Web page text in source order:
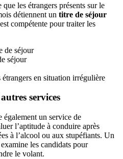
les étrangers présents sur le
détiennent un titre de séjour
compétente pour traiter les
de séjour
séjour
en situation irrégulière
services
également un service de
l’aptitude à conduire après
à l’alcool ou aux stupéfiants. Un
les candidats pour
le volant.